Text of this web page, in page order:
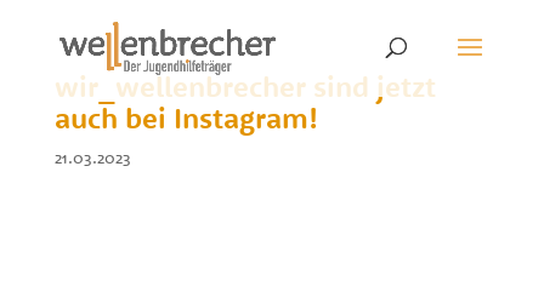
wir_wellenbrecher sind jetzt
auch bei Instagram!
21.03.2023